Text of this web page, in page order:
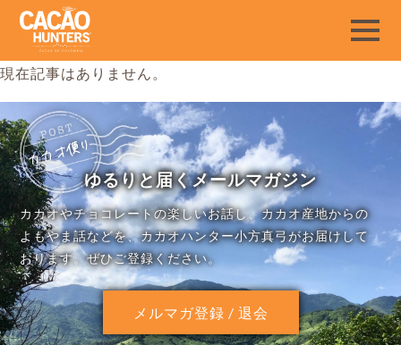
現在記事はありません。
ゆるりと届くメールマガジン
カカオやチョコレートの楽しいお話し、カカオ産地からの
よもやま話などを、カカオハンター小方真弓がお届けして
おります。ぜひご登録ください。
メルマガ登録 / 退会